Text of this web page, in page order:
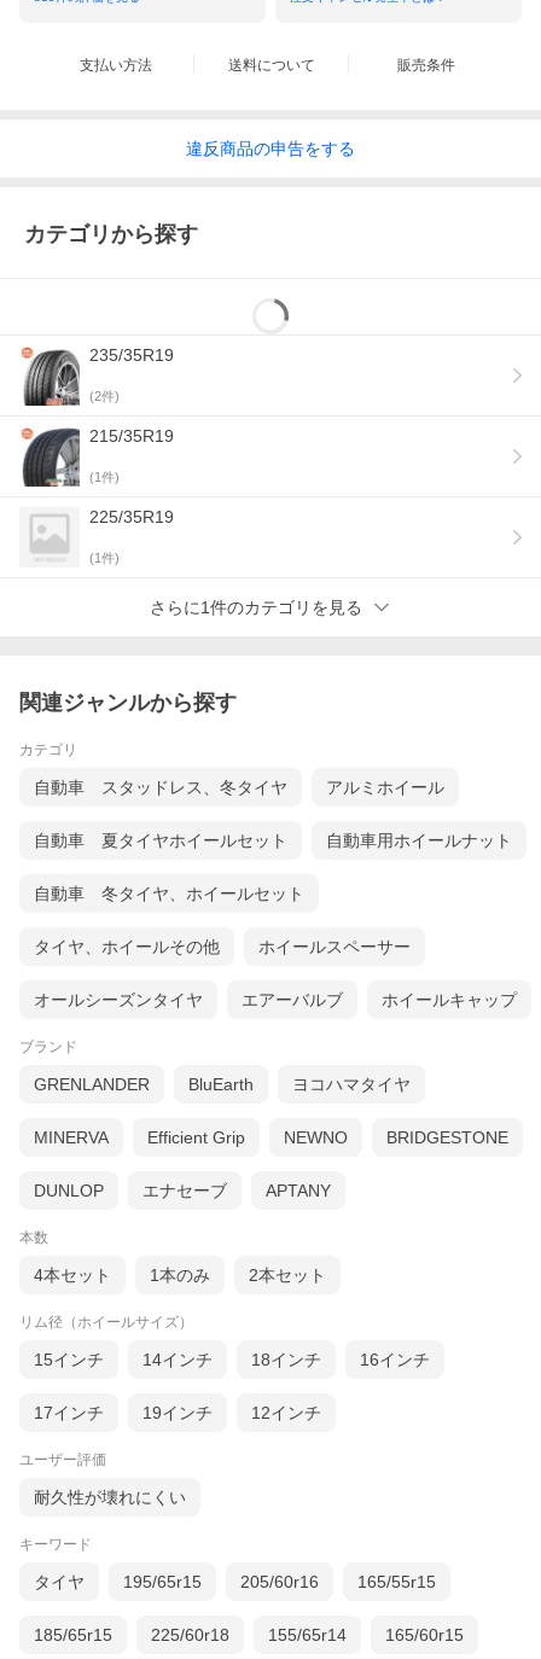
■返品は未開封・未使用のもののみ、到着後1週間以内に電話ま
それ以外のお客様都合による返品につきましてはお客様にてご
ているため、万が一在庫切れとなってしまった場合は取り寄せ
等で1〜3ヶ月お時間を頂く場合がございます。あらかじめご了
支払い方法 送料について 販売条件
違反商品の申告をする
カテゴリから探す
235/35R19
(2件)
215/35R19
(1件)
225/35R19
(1件)
さらに1件のカテゴリを見る
関連ジャンルから探す
カテゴリ
自動車 スタッドレス、冬タイヤ アルミホイール
自動車 夏タイヤホイールセット 自動車用ホイールナット
自動車 冬タイヤ、ホイールセット
タイヤ、ホイールその他 ホイールスペーサー
オールシーズンタイヤ エアーバルブ ホイールキャップ
ブランド
GRENLANDER BluEarth ヨコハマタイヤ
MINERVA Efficient Grip NEWNO BRIDGESTONE
DUNLOP エナセーブ APTANY
本数
4本セット 1本のみ 2本セット
リム径（ホイールサイズ）
15インチ 14インチ 18インチ 16インチ
17インチ 19インチ 12インチ
ユーザー評価
耐久性が壊れにくい
キーワード
タイヤ 195/65r15 205/60r16 165/55r15
185/65r15 225/60r18 155/65r14 165/60r15